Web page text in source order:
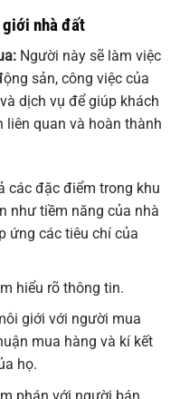
giới nhà đất
Người này sẽ làm việc
sản, công việc của
dịch vụ để giúp khách
liên quan và hoàn thành
các đặc điểm trong khu
như tiềm năng của nhà
ứng các tiêu chí của
hiểu rõ thông tin.
giới với người mua
mua hàng và kí kết
họ.